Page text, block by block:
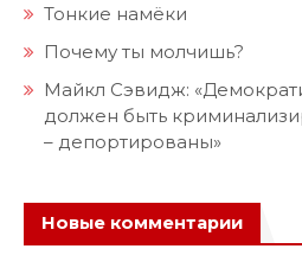
Тонкие намёки
Почему ты молчишь?
Майкл Сэвидж:
должен быть
– депортированы»
Новые комментарии